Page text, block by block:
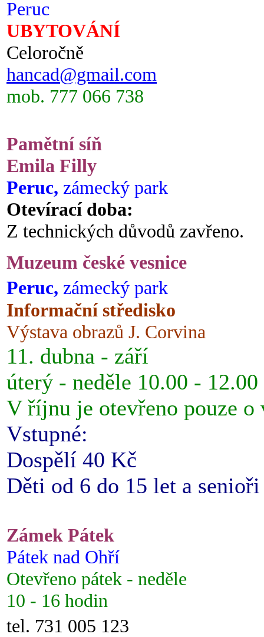
Peruc
UBYTOVÁNÍ
Celoročně
hancad@gmail.com
mob. 777 066 738
Pamětní síň
Emila Filly
Peruc, zámecký park
Otevírací doba:
Z technických důvodů zavřeno.
Muzeum české vesnice
Peruc, zámecký park
Informační středisko
Výstava obrazů J. Corvina
11. dubna - září
úterý - neděle 10.00 -
V říjnu je otevřeno pouze o
Vstupné:
Dospělí 40 Kč
Děti od 6 do 15 let a
Zámek Pátek
Pátek nad Ohří
Otevřeno pátek - neděle
10 - 16 hodin
tel. 731 005 123